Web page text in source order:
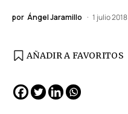
por Ángel Jaramillo 1 julio 2018
AÑADIR A FAVORITOS